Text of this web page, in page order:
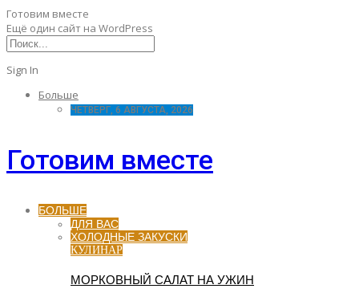
Готовим вместе
Ещё один сайт на WordPress
Sign In
Больше
ЧЕТВЕРГ, 6 АВГУСТА, 2026
Готовим вместе
БОЛЬШЕ
ДЛЯ ВАС
ХОЛОДНЫЕ ЗАКУСКИ
КУЛИНАР
МОРКОВНЫЙ САЛАТ НА УЖИН